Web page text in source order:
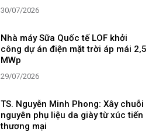
30/07/2026
Nhà máy Sữa Quốc tế LOF khởi
công dự án điện mặt trời áp mái 2,5
MWp
29/07/2026
TS. Nguyễn Minh Phong: Xây chuỗi
nguyên phụ liệu da giày từ xúc tiến
thương mại